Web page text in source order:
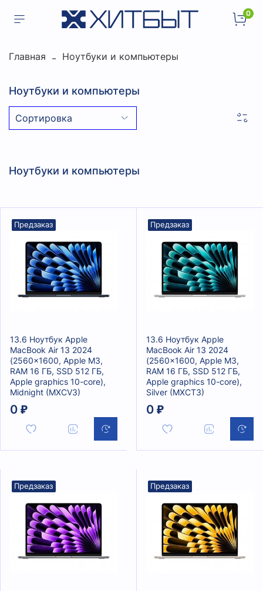
0
Главная Ноутбуки и компьютеры
Ноутбуки и компьютеры
Ноутбуки и компьютеры
Предзаказ
13.6 Ноутбук Apple
MacBook Air 13 2024
(2560x1600, Apple M3,
RAM 16 ГБ, SSD 512 ГБ,
Apple graphics 10-core),
Midnight (MXCV3)
0 ₽
Предзаказ
13.6 Ноутбук Apple
MacBook Air 13 2024
(2560x1600, Apple M3,
RAM 16 ГБ, SSD 512 ГБ,
Apple graphics 10-core),
Silver (MXCT3)
0 ₽
Предзаказ Предзаказ